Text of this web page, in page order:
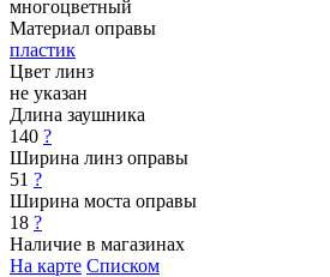
многоцветный
Материал оправы
пластик
Цвет линз
не указан
Длина заушника
140 ?
Ширина линз оправы
51 ?
Ширина моста оправы
18 ?
Наличие в магазинах
На карте Списком